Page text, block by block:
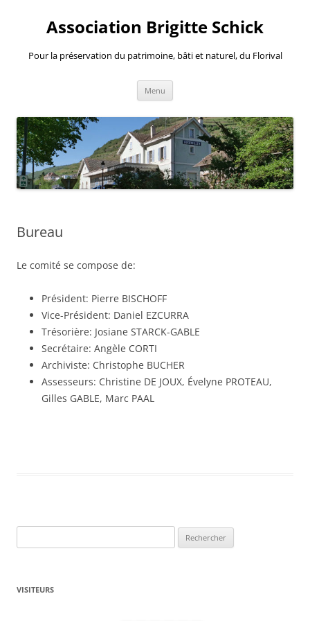
contenuAssociation Brigitte Schick
Pour la préservation du patrimoine, bâti et naturel, du Florival
Menu
Bureau
Le comité se compose de:
Président: Pierre BISCHOFF
Vice-Président: Daniel EZCURRA
Trésorière: Josiane STARCK-GABLE
Secrétaire: Angèle CORTI
Archiviste: Christophe BUCHER
Assesseurs: Christine DE JOUX, Évelyne PROTEAU,
Gilles GABLE, Marc PAAL
VISITEURS